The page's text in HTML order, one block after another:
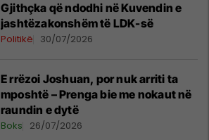
Gjithçka që ndodhi në Kuvendin e
jashtëzakonshëm të LDK-së
Politikë 30/07/2026
E rrëzoi Joshuan, por nuk arriti ta
mposhtë – Prenga bie me nokaut në
raundin e dytë
Boks 26/07/2026